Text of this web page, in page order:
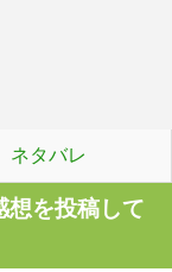
ネタバレ
想を投稿して